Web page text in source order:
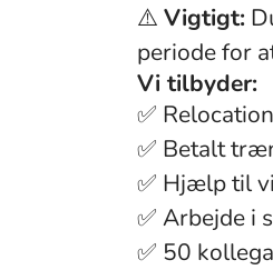
⚠️ Vigtigt:
periode for
Vi tilbyder:
✅
✅ Betalt
✅ Hjælp til
✅ Arbejde i
✅ 50